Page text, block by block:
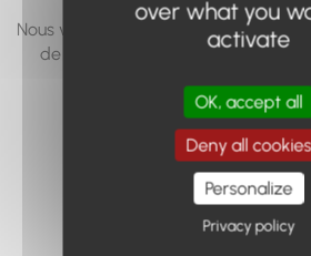
Nous vous invitons à utiliser le
de page, ou à utiliser le menu
Retour à
over what you
activate
OK, accept all
Deny all cookies
Personalize
Privacy policy